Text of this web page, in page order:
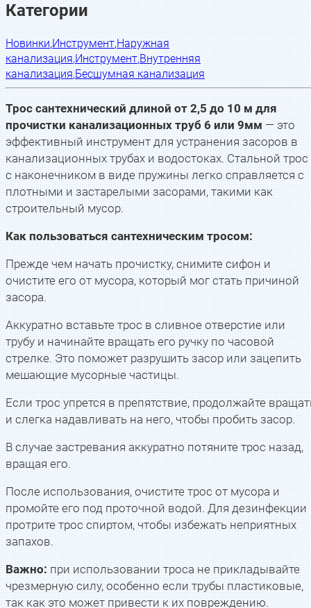
Категории
Новинки,Инструмент,Наружная
канализация,Инструмент,Внутренняя
канализация,Бесшумная канализация
Трос сантехнический длиной от 2,5 до 10 м для
прочистки канализационных труб 6 или 9мм— это
эффективный инструмент для устранения засоров в
канализационных трубах и водостоках. Стальной трос
с наконечником в виде пружины легко справляется с
плотными и застарелыми засорами, такими как
строительный мусор.
Как пользоваться сантехническим тросом:
Прежде чем начать прочистку, снимите сифон и
очистите его от мусора, который мог стать причиной
засора.
Аккуратно вставьте трос в сливное отверстие или
трубу и начинайте вращать его ручку по часовой
стрелке. Это поможет разрушить засор или зацепить
мешающие мусорные частицы.
Если трос упрется в препятствие, продолжайте
и слегка надавливать на него, чтобы пробить засор.
В случае застревания аккуратно потяните трос назад,
вращая его.
После использования, очистите трос от мусора и
промойте его под проточной водой. Для дезинфекции
протрите трос спиртом, чтобы избежать неприятных
запахов.
Важно:при использовании троса не прикладывайте
чрезмерную силу, особенно если трубы пластиковые,
так как это может привести к их повреждению.